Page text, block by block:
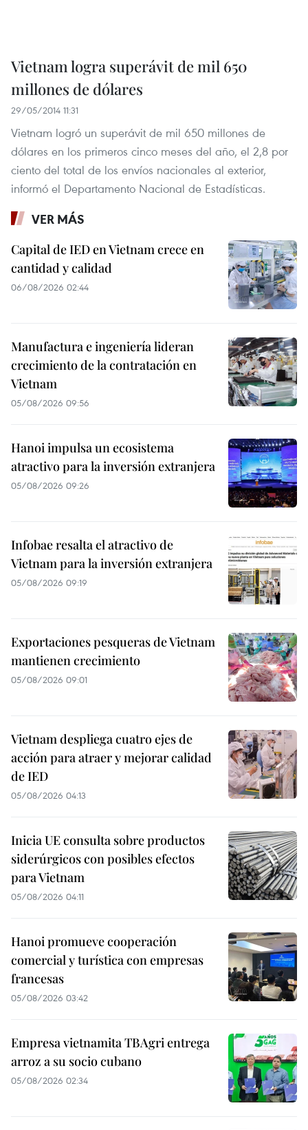
Vietnam logra superávit de mil 650
millones de dólares
29/05/2014 11:31
Vietnam logró un superávit de mil 650 millones de
dólares en los primeros cinco meses del año, el 2,8 por
ciento del total de los envíos nacionales al exterior,
informó el Departamento Nacional de Estadísticas.
VER MÁS
Capital de IED en Vietnam crece en
cantidad y calidad
06/08/2026 02:44
Manufactura e ingeniería lideran
crecimiento de la contratación en
Vietnam
05/08/2026 09:56
Hanoi impulsa un ecosistema
atractivo para la inversión extranjera
05/08/2026 09:26
Infobae resalta el atractivo de
Vietnam para la inversión extranjera
05/08/2026 09:19
Exportaciones pesqueras de Vietnam
mantienen crecimiento
05/08/2026 09:01
Vietnam despliega cuatro ejes de
acción para atraer y mejorar calidad
de IED
05/08/2026 04:13
Inicia UE consulta sobre productos
siderúrgicos con posibles efectos
para Vietnam
05/08/2026 04:11
Hanoi promueve cooperación
comercial y turística con empresas
francesas
05/08/2026 03:42
Empresa vietnamita TBAgri entrega
arroz a su socio cubano
05/08/2026 02:34